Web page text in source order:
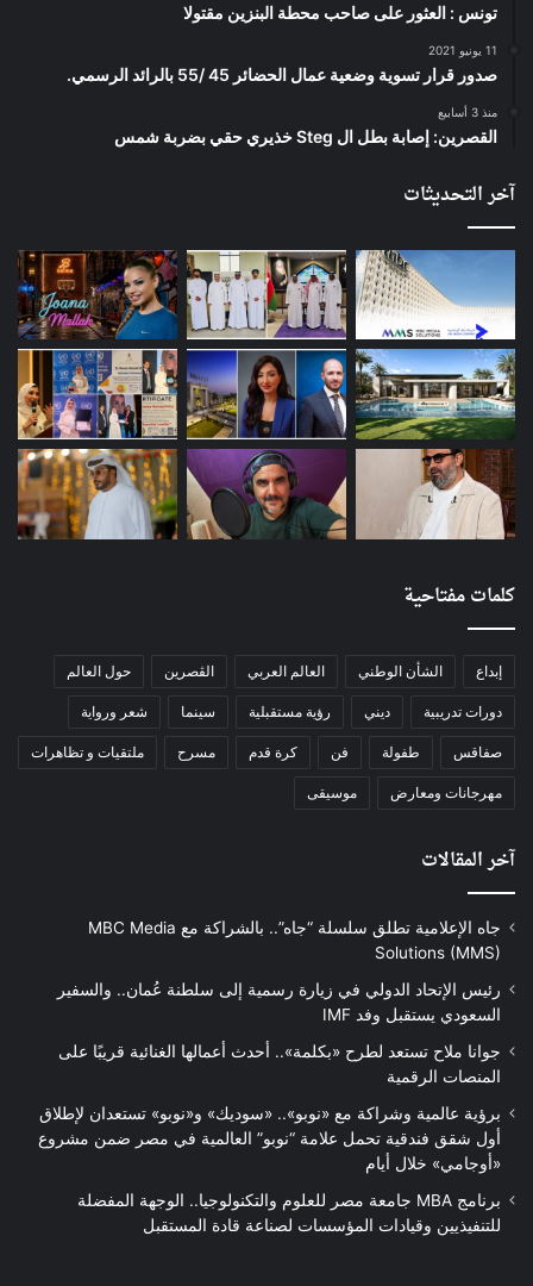
تونس : العثور على صاحب محطة البنزين مقتولا
11 يونيو 2021
صدور قرار تسوية وضعية عمال الحضائر 45 /55 بالرائد الرسمي.
منذ 3 أسابيع
القصرين: إصابة بطل ال Steg خذيري حقي بضربة شمس
آخر التحديثات
كلمات مفتاحية
إبداع الشأن الوطني العالم العربي الڨصرين حول العالم
دورات تدريبية ديني رؤية مستقبلية سينما شعر ورواية
صفاقس طفولة فن كرة قدم مسرح ملتقيات و تظاهرات
مهرجانات ومعارض موسيقى
آخر المقالات
جاه الإعلامية تطلق سلسلة “جاه”.. بالشراكة مع MBC Media
Solutions (MMS)
رئيس الإتحاد الدولي في زيارة رسمية إلى سلطنة عُمان.. والسفير
السعودي يستقبل وفد IMF
جوانا ملاح تستعد لطرح «بكلمة».. أحدث أعمالها الغنائية قريبًا على
المنصات الرقمية
برؤية عالمية وشراكة مع «نوبو».. «سوديك» و«نوبو» تستعدان لإطلاق
أول شقق فندقية تحمل علامة “نوبو” العالمية في مصر ضمن مشروع
«أوجامي» خلال أيام
برنامج MBA جامعة مصر للعلوم والتكنولوجيا.. الوجهة المفضلة
للتنفيذيين وقيادات المؤسسات لصناعة قادة المستقبل